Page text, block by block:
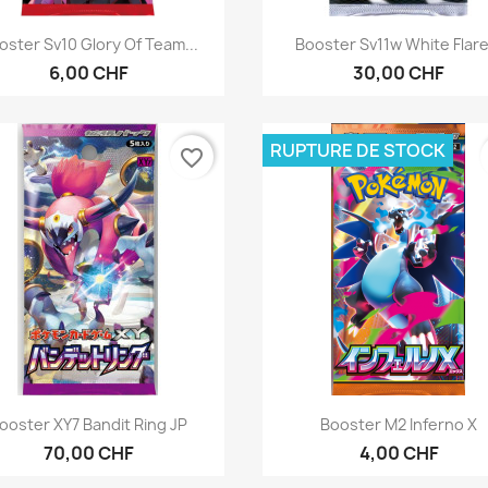
Aperçu rapide
Sv10 Glory Of Team...
6,00 CHF
Aperçu rapide
Booster Sv11w White
30,00 CHF
Aperçu rapide
XY7 Bandit Ring JP
70,00 CHF
favorite_border
Aperçu rapide
Booster M2 Inferno X
4,00 CHF
RUPTURE DE STOCK